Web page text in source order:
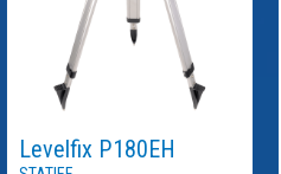
Levelfix P180EH